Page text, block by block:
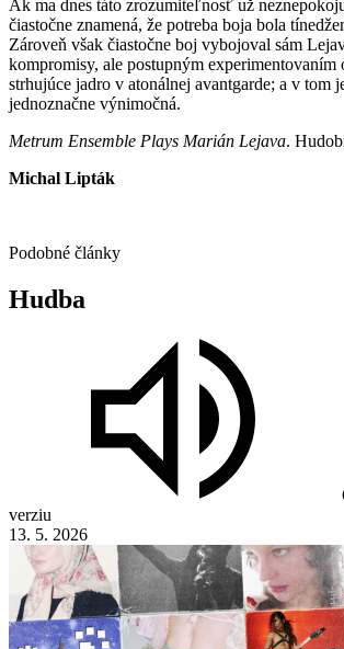
Ak ma dnes táto zrozumiteľnosť už
čiastočne znamená, že potreba boja bola
Zároveň však čiastočne boj vybojoval sám
kompromisy, ale postupným experimentovaním
strhujúce jadro v atonálnej avantgarde; a v tom
jednoznačne výnimočná.
Metrum Ensemble Plays Marián Lejava.
Michal Lipták
Podobné články
Hudba
verziu
13. 5. 2026